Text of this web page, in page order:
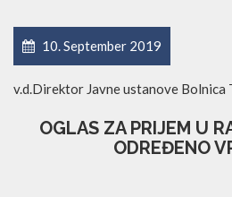
10. September 2019
v.d.Direktor Javne ustanove Bolnica
OGLAS ZA PRIJEM U
ODREĐENO